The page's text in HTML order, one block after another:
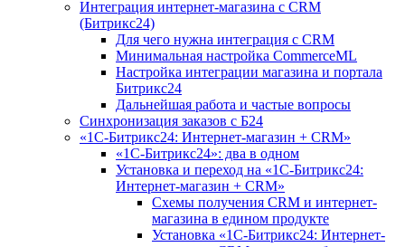
Интеграция интернет-магазина с CRM
(Битрикс24)
Для чего нужна интеграция с CRM
Минимальная настройка CommerceML
Настройка интеграции магазина и портала
Битрикс24
Дальнейшая работа и частые вопросы
Синхронизация заказов с Б24
«1С-Битрикс24: Интернет-магазин + CRM»
«1С-Битрикс24»: два в одном
Установка и переход на «1С-Битрикс24:
Интернет-магазин + CRM»
Схемы получения CRM и интернет-
магазина в едином продукте
Установка «1С-Битрикс24: Интернет-